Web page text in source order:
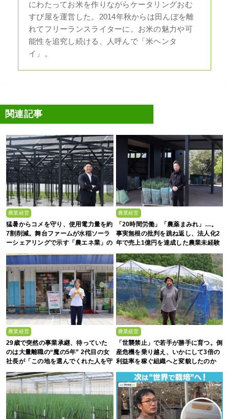
にわたってお米を作りながらケータリングおむ
すび屋を運営した。2014年秋からは田んぼを離
れてフリーランスライターに。お米の魅力や可
能性を追究し続ける、人呼んで「米ヘンタ
イ」。
関連記事
農業経営
猛暑からコメを守り、使用電力量を約
7割削減。舞台ファームが水稲ソーラ
ーシェアリングで示す「農エネ業」の
真価
農業経営
「20時間労働」「農薬まみれ」…。
事実無根の批判を跳ね返し、法人化2
年で売上1億円を達成した農業未経験
の若者たち
農業経営
29歳で突然の事業承継、待っていた
のは大量離職の“魔の5年” 2代目の女
社長が「この地を選んでくれた人を守
農業経営
「世襲禁止」で若手が勝手に育つ。倒
産危機を乗り越え、いかにして3倍の
利益率を稼ぐ組織へと変貌したのか